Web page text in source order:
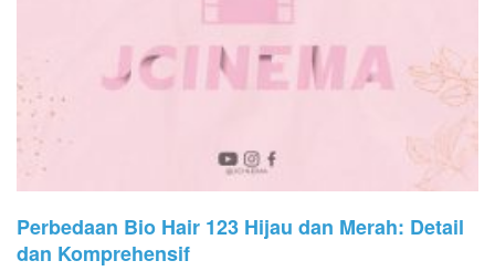
Perbedaan Bio Hair 123 Hijau dan Merah: Detail
dan Komprehensif